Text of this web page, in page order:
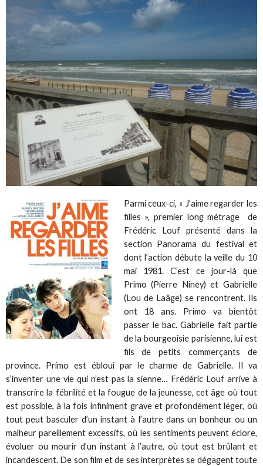
Parmi ceux-ci, « J’aime regarder les
filles », premier long métrage de
Frédéric Louf présenté dans la
section Panorama du festival et
dont l’action débute la veille du 10
mai 1981. C’est ce jour-là que
Primo (Pierre Niney) et Gabrielle
(Lou de Laâge) se rencontrent. Ils
ont 18 ans. Primo va bientôt
passer le bac. Gabrielle fait partie
de la bourgeoisie parisienne, lui est
fils de petits commerçants de
province. Primo est ébloui par le charme de Gabrielle. Il va
s’inventer une vie qui n’est pas la sienne… Frédéric Louf arrive à
transcrire la fébrilité et la fougue de la jeunesse, cet âge où tout
est possible, à la fois infiniment grave et profondément léger, où
tout peut basculer d’un instant à l’autre dans un bonheur ou un
malheur pareillement excessifs, où les sentiments peuvent éclore,
évoluer ou mourir d’un instant à l’autre, où tout est brûlant et
incandescent. De son film et de ses interprètes se dégagent toute